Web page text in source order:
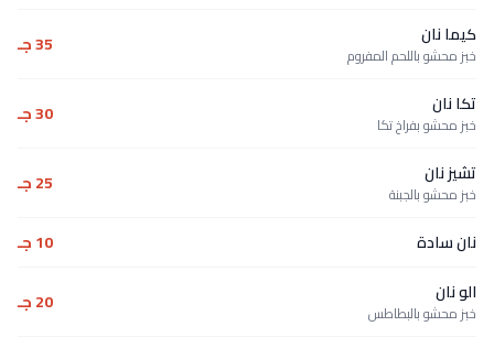
كيما نان
خبز محشو باللحم المفروم 35 جـ
تكا نان
خبز محشو بفراخ تكا 30 جـ
تشيز نان
خبز محشو بالجبنة 25 جـ
نان سادة
10 جـ
الو نان
خبز محشو بالبطاطس 20 جـ